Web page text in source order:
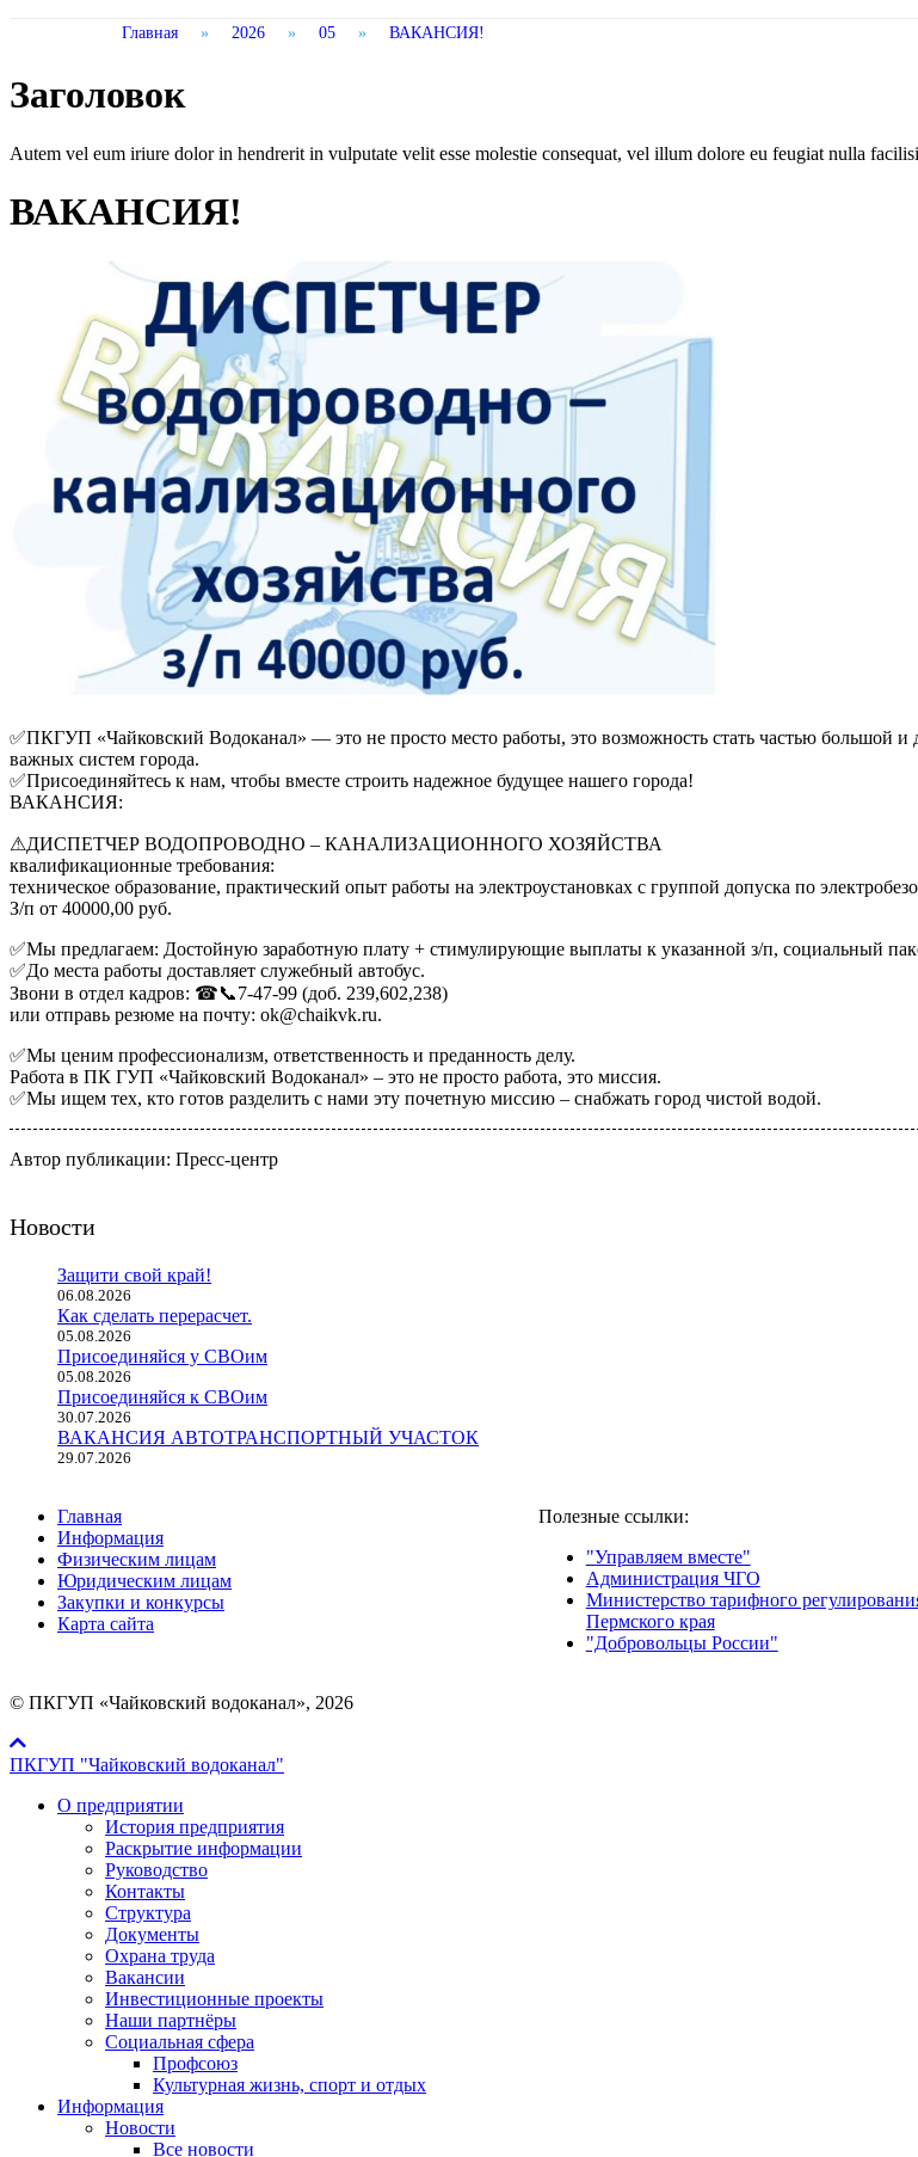
Главная » 2026 » 05 » ВАКАНСИЯ!
Заголовок
Autem vel eum iriure dolor in hendrerit in vulputate velit esse molestie consequat, vel illum dolore eu feugiat nulla
ВАКАНСИЯ!
✅ПКГУП «Чайковский Водоканал» — это не просто место работы, это возможность стать частью большой
важных систем города.
✅Присоединяйтесь к нам, чтобы вместе строить надежное будущее нашего города!
ВАКАНСИЯ:
⚠ДИСПЕТЧЕР ВОДОПРОВОДНО – КАНАЛИЗАЦИОННОГО ХОЗЯЙСТВА
квалификационные требования:
техническое образование, практический опыт работы на электроустановках с группой допуска по
З/п от 40000,00 руб.
✅Мы предлагаем: Достойную заработную плату + стимулирующие выплаты к указанной з/п, социальный
✅До места работы доставляет служебный автобус.
Звони в отдел кадров: ☎📞7-47-99 (доб. 239,602,238)
или отправь резюме на почту: ok@chaikvk.ru.
✅Мы ценим профессионализм, ответственность и преданность делу.
Работа в ПК ГУП «Чайковский Водоканал» – это не просто работа, это миссия.
✅Мы ищем тех, кто готов разделить с нами эту почетную миссию – снабжать город чистой водой.
Автор публикации: Пресс-центр
Новости
Защити свой край!
06.08.2026
Как сделать перерасчет.
05.08.2026
Присоединяйся у СВОим
05.08.2026
Присоединяйся к СВОим
30.07.2026
ВАКАНСИЯ АВТОТРАНСПОРТНЫЙ УЧАСТОК
29.07.2026
Главная
Информация
Физическим лицам
Юридическим лицам
Закупки и конкурсы
Карта сайта
Полезные ссылки:
"Управляем вместе"
Администрация ЧГО
Министерство тарифного
Пермского края
"Добровольцы России"
© ПКГУП «Чайковский водоканал», 2026
ПКГУП "Чайковский водоканал"
О предприятии
История предприятия
Раскрытие информации
Руководство
Контакты
Структура
Документы
Охрана труда
Вакансии
Инвестиционные проекты
Наши партнёры
Социальная сфера
Профсоюз
Культурная жизнь, спорт и отдых
Информация
Новости
Все новости